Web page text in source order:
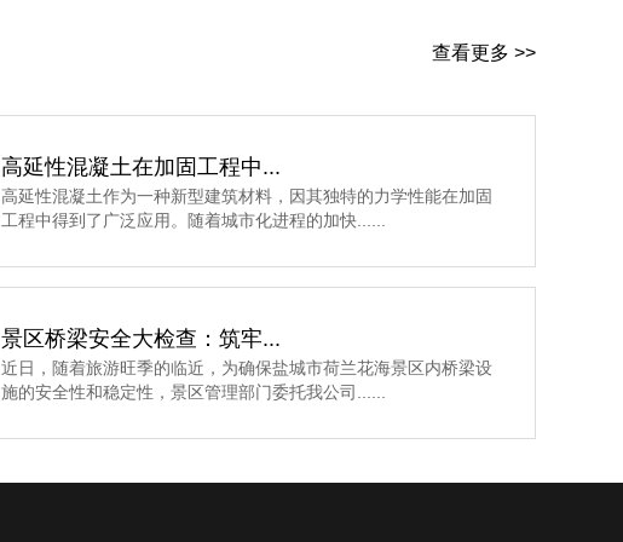
查看更多 >>
高延性混凝土在加固工程中...
高延性混凝土作为一种新型建筑材料，因其独特的力学性能在加固
工程中得到了广泛应用。随着城市化进程的加快......
景区桥梁安全大检查：筑牢...
近日，随着旅游旺季的临近，为确保盐城市荷兰花海景区内桥梁设
施的安全性和稳定性，景区管理部门委托我公司......